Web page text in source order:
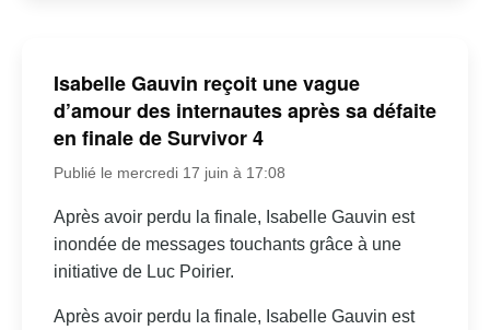
Isabelle Gauvin reçoit une vague
d’amour des internautes après sa défaite
en finale de Survivor 4
Publié le mercredi 17 juin à 17:08
Après avoir perdu la finale, Isabelle Gauvin est
inondée de messages touchants grâce à une
initiative de Luc Poirier.
Après avoir perdu la finale, Isabelle Gauvin est